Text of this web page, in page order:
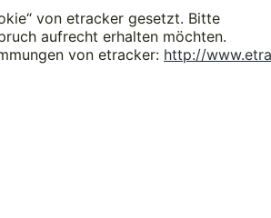
von etracker gesetzt. Bitte
aufrecht erhalten möchten.
von etracker: http://